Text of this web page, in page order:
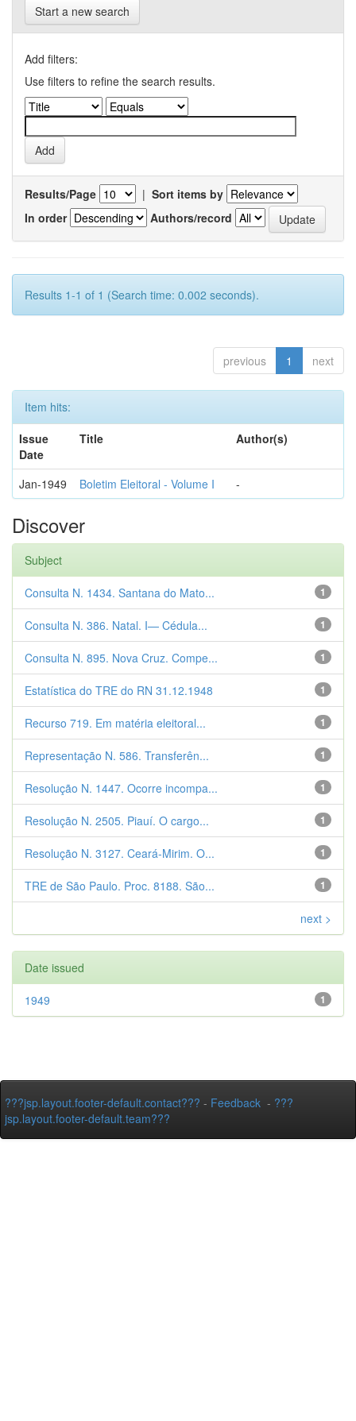
Start a new search
Add filters:
Use filters to refine the search results.
Results/Page | Sort items by
In order
Authors/record
Results 1-1 of 1 (Search time: 0.002 seconds).
previous 1 next
Item hits:
Issue
Date
Title Author(s)
Jan-1949 Boletim Eleitoral - Volume I -
Discover
Subject
1
Consulta N. 1434. Santana do Mato...
1
Consulta N. 386. Natal. I— Cédula...
1
Consulta N. 895. Nova Cruz. Compe...
1
Estatística do TRE do RN 31.12.1948
1
Recurso 719. Em matéria eleitoral...
1
Representação N. 586. Transferên...
1
Resolução N. 1447. Ocorre incompa...
1
Resolução N. 2505. Piauí. O cargo...
1
Resolução N. 3127. Ceará-Mirim. O...
1
TRE de São Paulo. Proc. 8188. São...
next >
Date issued
1
1949
???jsp.layout.footer-default.contact??? - Feedback - ???
jsp.layout.footer-default.team???